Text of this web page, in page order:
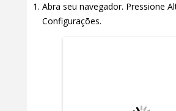
Abra seu navegador. Pressione
Configurações.